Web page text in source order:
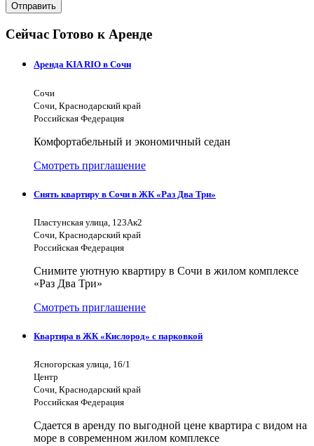
Отправить
Сейчас Готово к Аренде
Аренда KIA RIO в Сочи
Сочи
Сочи, Краснодарский край
Российская Федерация
Комфортабельный и экономичный седан
Смотреть приглашение
Снять квартиру в Сочи в ЖК «Раз Два Три»
Пластунская улица, 123Ак2
Сочи, Краснодарский край
Российская Федерация
Снимите уютную квартиру в Сочи в жилом комплексе
«Раз Два Три»
Смотреть приглашение
Квартира в ЖК «Кислород» с парковкой
Ясногорская улица, 16/1
Центр
Сочи, Краснодарский край
Российская Федерация
Сдается в аренду по выгодной цене квартира с видом на
море в современном жилом комплексе